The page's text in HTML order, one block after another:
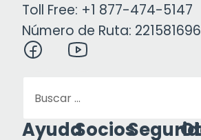
Toll Free: +1 877-474-5147
Número de Ruta: 221581696
AyudaSocios